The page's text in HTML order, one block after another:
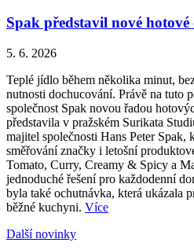
Spak představil nové hotové
5. 6. 2026
Teplé jídlo během několika minut,
nutnosti dochucování. Právě na tuto
společnost Spak novou řadou
představila v pražském Surikata
majitel společnosti Hans Peter
směřování značky i letošní
Tomato, Curry, Creamy & Spicy a
jednoduché řešení pro každodenní
byla také ochutnávka, která ukázala
běžné kuchyni. Více
Další novinky